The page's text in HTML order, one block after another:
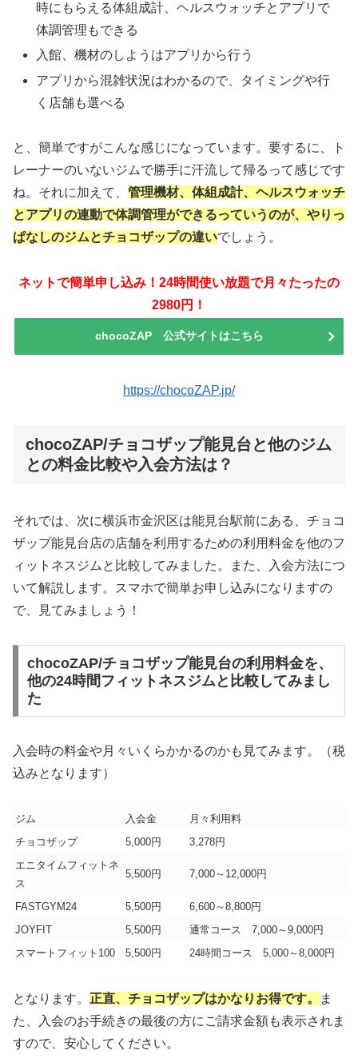
時にもらえる体組成計、ヘルスウォッチとアプリで
体調管理もできる
入館、機材のしようはアプリから行う
アプリから混雑状況はわかるので、タイミングや行
く店舗も選べる
と、簡単ですがこんな感じになっています。要するに、ト
レーナーのいないジムで勝手に汗流して帰るって感じです
ね。それに加えて、 管理機材、体組成計、ヘルスウォッチ
とアプリの連動で体調管理ができるっていうのが、やりっ
ぱなしのジムとチョコザップの違いでしょう。
ネットで簡単申し込み！24時間使い放題で月々たったの
2980円！
chocoZAP 公式サイトはこちら
https://chocoZAP.jp/
chocoZAP/チョコザップ能見台と他のジム
との料金比較や入会方法は？
それでは、次に横浜市金沢区は能見台駅前にある、チョコ
ザップ能見台店の店舗を利用するための利用料金を他のフ
ィットネスジムと比較してみました。また、入会方法につ
いて解説します。スマホで簡単お申し込みになりますの
で、見てみましょう！
chocoZAP/チョコザップ能見台の利用料金を、
他の24時間フィットネスジムと比較してみまし
た
入会時の料金や月々いくらかかるのかも見てみます。（税
込みとなります）
ジム 入会金
月々利用料
チョコザップ
5,000円
3,278円
エニタイムフィットネ
ス
5,500円 7,000～12,000円
FASTGYM24 5,500円
6,600～8,800円
JOYFIT
5,500円
通常コース 7,000～9,000円
スマートフィット100
5,500円 24時間コース 5,000～8,000円
となります。 正直、チョコザップはかなりお得です。
ま
た、入会のお手続きの最後の方にご請求金額も表示されま
すので、安心してください。